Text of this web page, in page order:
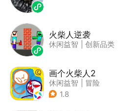
火柴人逆袭
休闲益智 创新品类
画个火柴人2
休闲益智
冒险
| 火柴人
1.8